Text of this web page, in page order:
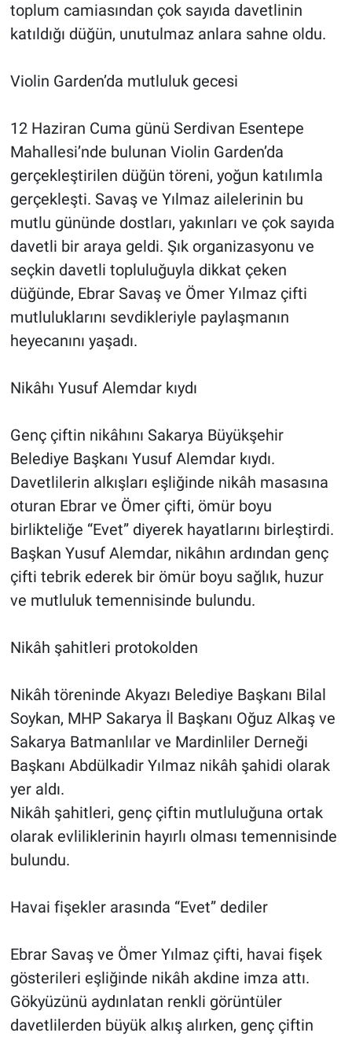
toplum camiasından çok sayıda davetlinin
katıldığı düğün, unutulmaz anlara sahne oldu.
Violin Garden’da mutluluk gecesi
12 Haziran Cuma günü Serdivan Esentepe
Mahallesi’nde bulunan Violin Garden’da
gerçekleştirilen düğün töreni, yoğun katılımla
gerçekleşti. Savaş ve Yılmaz ailelerinin bu
mutlu gününde dostları, yakınları ve çok sayıda
davetli bir araya geldi. Şık organizasyonu ve
seçkin davetli topluluğuyla dikkat çeken
düğünde, Ebrar Savaş ve Ömer Yılmaz çifti
mutluluklarını sevdikleriyle paylaşmanın
heyecanını yaşadı.
Nikâhı Yusuf Alemdar kıydı
Genç çiftin nikâhını Sakarya Büyükşehir
Belediye Başkanı Yusuf Alemdar kıydı.
Davetlilerin alkışları eşliğinde nikâh masasına
oturan Ebrar ve Ömer çifti, ömür boyu
birlikteliğe “Evet” diyerek hayatlarını birleştirdi.
Başkan Yusuf Alemdar, nikâhın ardından genç
çifti tebrik ederek bir ömür boyu sağlık, huzur
ve mutluluk temennisinde bulundu.
Nikâh şahitleri protokolden
Nikâh töreninde Akyazı Belediye Başkanı Bilal
Soykan, MHP Sakarya İl Başkanı Oğuz Alkaş ve
Sakarya Batmanlılar ve Mardinliler Derneği
Başkanı Abdülkadir Yılmaz nikâh şahidi olarak
yer aldı.
Nikâh şahitleri, genç çiftin mutluluğuna ortak
olarak evliliklerinin hayırlı olması temennisinde
bulundu.
Havai fişekler arasında “Evet” dediler
Ebrar Savaş ve Ömer Yılmaz çifti, havai fişek
gösterileri eşliğinde nikâh akdine imza attı.
Gökyüzünü aydınlatan renkli görüntüler
davetlilerden büyük alkış alırken, genç çiftin